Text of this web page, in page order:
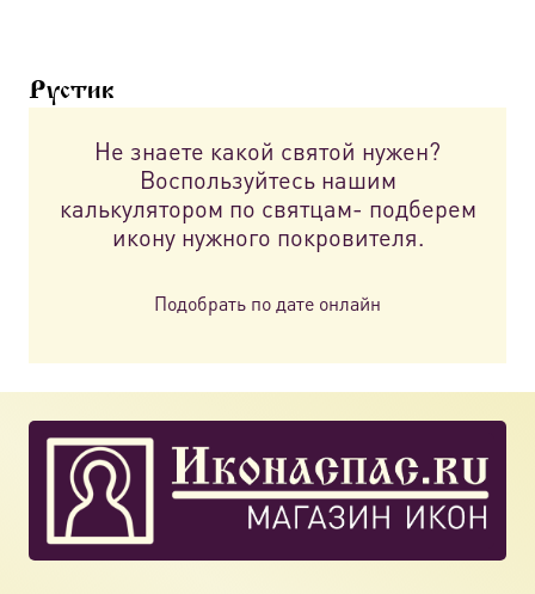
выбрать
странице
товара.
Рустик
Не знаете какой святой нужен?
Воспользуйтесь нашим
калькулятором по святцам- подберем
икону нужного покровителя.
Подобрать по дате онлайн